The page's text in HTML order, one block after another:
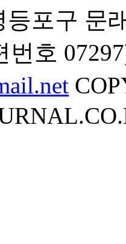
포구 문
번호